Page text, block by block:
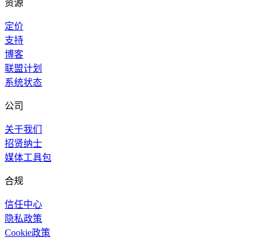
资源
定价
支持
博客
联盟计划
系统状态
公司
关于我们
招贤纳士
媒体工具包
合规
信任中心
隐私政策
Cookie政策